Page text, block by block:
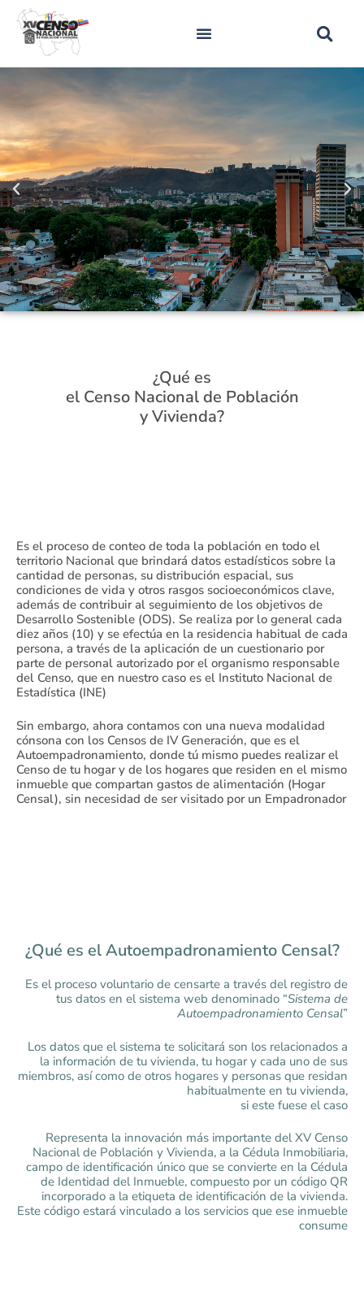
¿Qué es
el Censo Nacional de Población
y Vivienda?
Es el proceso de conteo de toda la población en todo el
territorio Nacional que brindará datos estadísticos sobre la
cantidad de personas, su distribución espacial, sus
condiciones de vida y otros rasgos socioeconómicos clave,
además de contribuir al seguimiento de los objetivos de
Desarrollo Sostenible (ODS). Se realiza por lo general cada
diez años (10) y se efectúa en la residencia habitual de cada
persona, a través de la aplicación de un cuestionario por
parte de personal autorizado por el organismo responsable
del Censo, que en nuestro caso es el Instituto Nacional de
Estadística (INE)
Sin embargo, ahora contamos con una nueva modalidad
cónsona con los Censos de IV Generación, que es el
Autoempadronamiento, donde tú mismo puedes realizar el
Censo de tu hogar y de los hogares que residen en el mismo
inmueble que compartan gastos de alimentación (Hogar
Censal), sin necesidad de ser visitado por un Empadronador
¿Qué es el Autoempadronamiento Censal?
Es el proceso voluntario de censarte a través del registro de
tus datos en el sistema web denominado “Sistema de
Autoempadronamiento Censal”
Los datos que el sistema te solicitará son los relacionados a
la información de tu vivienda, tu hogar y cada uno de sus
miembros, así como de otros hogares y personas que residan
habitualmente en tu vivienda,
si este fuese el caso
Representa la innovación más importante del XV Censo
Nacional de Población y Vivienda, a la Cédula Inmobiliaria,
campo de identificación único que se convierte en la Cédula
de Identidad del Inmueble, compuesto por un código QR
incorporado a la etiqueta de identificación de la vivienda.
Este código estará vinculado a los servicios que ese inmueble
consume